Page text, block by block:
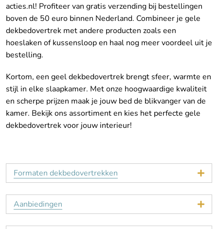
acties.nl! Profiteer van gratis verzending bij bestellingen
boven de 50 euro binnen Nederland. Combineer je gele
dekbedovertrek met andere producten zoals een
hoeslaken of kussensloop en haal nog meer voordeel uit je
bestelling.
Kortom, een geel dekbedovertrek brengt sfeer, warmte en
stijl in elke slaapkamer. Met onze hoogwaardige kwaliteit
en scherpe prijzen maak je jouw bed de blikvanger van de
kamer. Bekijk ons assortiment en kies het perfecte gele
dekbedovertrek voor jouw interieur!
Formaten dekbedovertrekken
Aanbiedingen